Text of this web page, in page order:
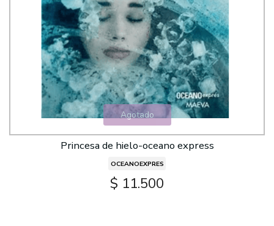
Agotado
Princesa de hielo-oceano express
OCEANOEXPRES
$ 11.500